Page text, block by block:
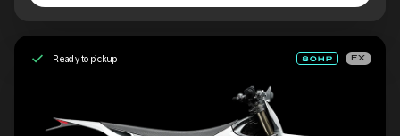
Ready to pickup EX